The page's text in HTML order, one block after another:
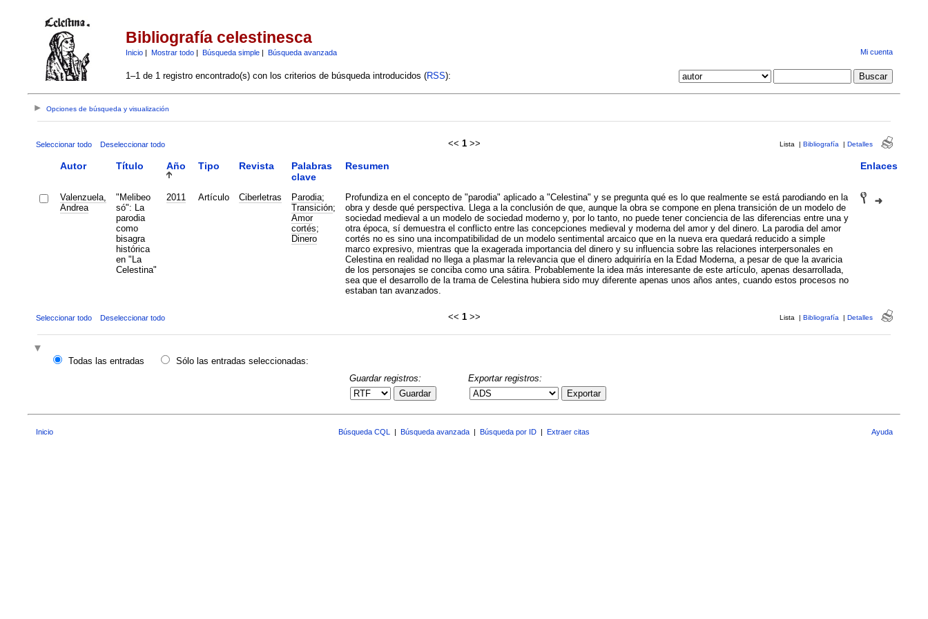
Bibliografía celestinesca
Inicio| Mostrar todo| Búsqueda simple| Búsqueda avanzada Mi cuenta
1–1 de 1 registro encontrado(s) con los criterios de búsqueda introducidos (RSS):
Opciones de búsqueda y visualización
Seleccionar todo Deseleccionar todo << 1 >> Lista | Bibliografía | Detalles
Autor Título Año Tipo Revista
Palabras
clave
Resumen Enlaces
Valenzuela,
Andrea
"Melibeo
só": La
parodia
como
bisagra
histórica
en "La
Celestina"
2011 Artículo Ciberletras Parodia;
Transición;
Amor
cortés;
Dinero
Profundiza en el concepto de "parodia" aplicado a "Celestina" y se pregunta qué es lo que realmente se está parodiando en la
obra y desde qué perspectiva. Llega a la conclusión de que, aunque la obra se compone en plena transición de un modelo de
sociedad medieval a un modelo de sociedad moderno y, por lo tanto, no puede tener conciencia de las diferencias entre una y
otra época, sí demuestra el conflicto entre las concepciones medieval y moderna del amor y del dinero. La parodia del amor
cortés no es sino una incompatibilidad de un modelo sentimental arcaico que en la nueva era quedará reducido a simple
marco expresivo, mientras que la exagerada importancia del dinero y su influencia sobre las relaciones interpersonales en
Celestina en realidad no llega a plasmar la relevancia que el dinero adquiriría en la Edad Moderna, a pesar de que la avaricia
de los personajes se conciba como una sátira. Probablemente la idea más interesante de este artículo, apenas desarrollada,
sea que el desarrollo de la trama de Celestina hubiera sido muy diferente apenas unos años antes, cuando estos procesos no
estaban tan avanzados.
Seleccionar todo Deseleccionar todo << 1 >> Lista | Bibliografía | Detalles
Todas las entradas
Sólo las entradas seleccionadas:
Guardar registros:
Guardar
Exportar registros:
Exportar
Inicio Búsqueda CQL Búsqueda avanzada Búsqueda por ID Extraer citas Ayuda